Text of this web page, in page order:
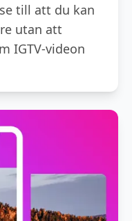
till att du kan
utan att
IGTV-videon